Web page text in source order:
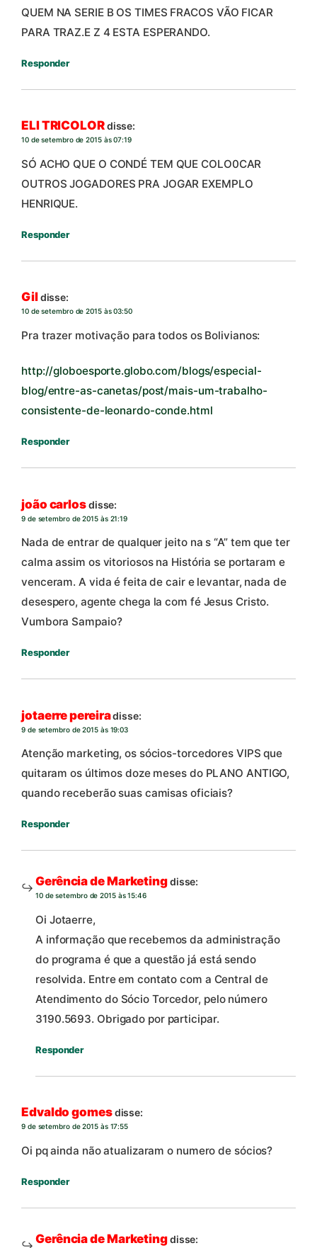
QUEM NA SERIE B OS TIMES FRACOS VÃO FICAR
PARA TRAZ.E Z 4 ESTA ESPERANDO.
Responder
ELI TRICOLORdisse:
10 de setembro de 2015 às 07:19
SÓ ACHO QUE O CONDÉ TEM QUE COLO0CAR
OUTROS JOGADORES PRA JOGAR EXEMPLO
HENRIQUE.
Responder
Gildisse:
10 de setembro de 2015 às 03:50
Pra trazer motivação para todos os Bolivianos:
http://globoesporte.globo.com/blogs/especial-
blog/entre-as-canetas/post/mais-um-trabalho-
consistente-de-leonardo-conde.html
Responder
joão carlosdisse:
9 de setembro de 2015 às 21:19
Nada de entrar de qualquer jeito na s “A” tem que ter
calma assim os vitoriosos na História se portaram e
venceram. A vida é feita de cair e levantar, nada de
desespero, agente chega la com fé Jesus Cristo.
Vumbora Sampaio?
Responder
jotaerre pereiradisse:
9 de setembro de 2015 às 19:03
Atenção marketing, os sócios-torcedores VIPS que
quitaram os últimos doze meses do PLANO ANTIGO,
quando receberão suas camisas oficiais?
Responder
Gerência de Marketingdisse:
10 de setembro de 2015 às 15:46
Oi Jotaerre,
A informação que recebemos da administração
do programa é que a questão já está sendo
resolvida. Entre em contato com a Central de
Atendimento do Sócio Torcedor, pelo número
3190.5693. Obrigado por participar.
Responder
Edvaldo gomesdisse:
9 de setembro de 2015 às 17:55
Oi pq ainda não atualizaram o numero de sócios?
Responder
Gerência de Marketingdisse: